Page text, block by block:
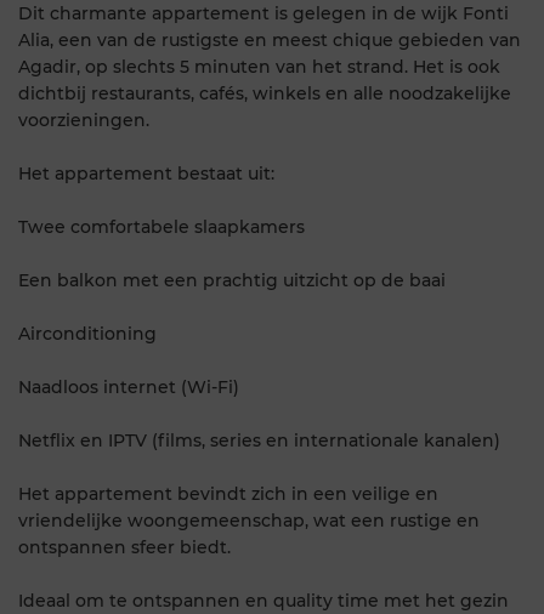
Dit charmante appartement is gelegen in de wijk Fonti
Alia, een van de rustigste en meest chique gebieden van
Agadir, op slechts 5 minuten van het strand. Het is ook
dichtbij restaurants, cafés, winkels en alle noodzakelijke
voorzieningen.
Het appartement bestaat uit:
Twee comfortabele slaapkamers
Een balkon met een prachtig uitzicht op de baai
Airconditioning
Naadloos internet (Wi-Fi)
Netflix en IPTV (films, series en internationale kanalen)
Het appartement bevindt zich in een veilige en
vriendelijke woongemeenschap, wat een rustige en
ontspannen sfeer biedt.
Ideaal om te ontspannen en quality time met het gezin